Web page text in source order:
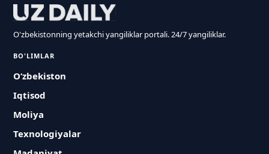
O'zbekistonning yetakchi yangiliklar portali. 24/7 yangiliklar.
BO'LIMLAR
O‘zbekiston
Iqtisod
Moliya
Texnologiyalar